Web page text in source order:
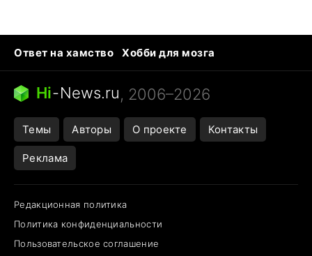
Ответ на хамство
Хобби для мозга
Бензин 100 и 95
Тунцы в океанариуме
Следующая пандемия
Hi-News.ru, 2006–2026
Темы Авторы О проекте Контакты
Реклама
Редакционная политика
Политика конфиденциальности
Пользовательское соглашение